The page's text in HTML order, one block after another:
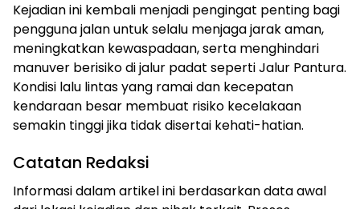
Kejadian ini kembali menjadi pengingat penting bagi
pengguna jalan untuk selalu menjaga jarak aman,
meningkatkan kewaspadaan, serta menghindari
manuver berisiko di jalur padat seperti Jalur Pantura.
Kondisi lalu lintas yang ramai dan kecepatan
kendaraan besar membuat risiko kecelakaan
semakin tinggi jika tidak disertai kehati-hatian.
Catatan Redaksi
Informasi dalam artikel ini berdasarkan data awal